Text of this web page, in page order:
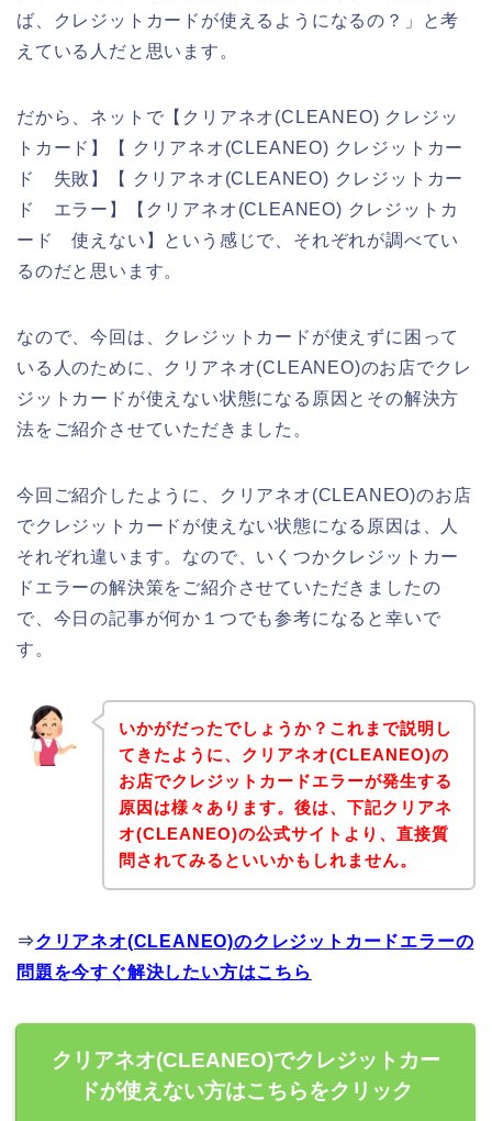
ば、クレジットカードが使えるようになるの？」と考
えている人だと思います。
だから、ネットで【クリアネオ(CLEANEO) クレジッ
トカード】【 クリアネオ(CLEANEO) クレジットカー
ド 失敗】【 クリアネオ(CLEANEO) クレジットカー
ド エラー】【クリアネオ(CLEANEO) クレジットカ
ード 使えない】という感じで、それぞれが調べてい
るのだと思います。
なので、今回は、クレジットカードが使えずに困って
いる人のために、クリアネオ(CLEANEO)のお店でクレ
ジットカードが使えない状態になる原因とその解決方
法をご紹介させていただきました。
今回ご紹介したように、クリアネオ(CLEANEO)のお店
でクレジットカードが使えない状態になる原因は、人
それぞれ違います。なので、いくつかクレジットカー
ドエラーの解決策をご紹介させていただきましたの
で、今日の記事が何か１つでも参考になると幸いで
す。
いかがだったでしょうか？これまで説明し
てきたように、クリアネオ(CLEANEO)の
お店でクレジットカードエラーが発生する
原因は様々あります。後は、下記クリアネ
オ(CLEANEO)の公式サイトより、直接質
問されてみるといいかもしれません。
⇒クリアネオ(CLEANEO)のクレジットカードエラーの
問題を今すぐ解決したい方はこちら
クリアネオ(CLEANEO)でクレジットカー
ドが使えない方はこちらをクリック